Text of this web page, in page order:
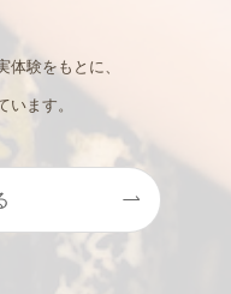
験をもとに、
ます。